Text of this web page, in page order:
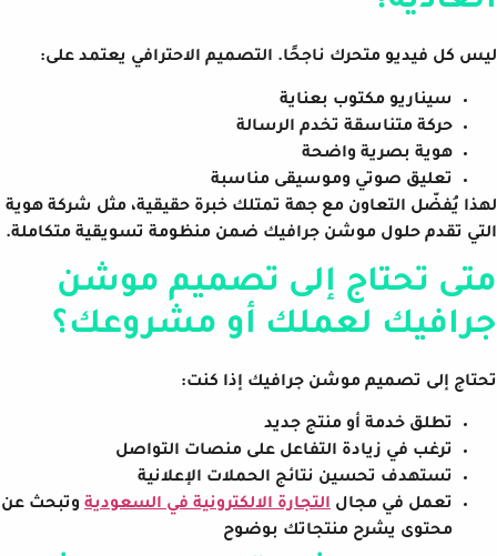
ليس كل فيديو متحرك ناجحًا. التصميم الاحترافي يعتمد على:
سيناريو مكتوب بعناية
حركة متناسقة تخدم الرسالة
هوية بصرية واضحة
تعليق صوتي وموسيقى مناسبة
لهذا يُفضّل التعاون مع جهة تمتلك خبرة حقيقية، مثل شركة هوية
التي تقدم حلول موشن جرافيك ضمن منظومة تسويقية متكاملة.
متى تحتاج إلى تصميم موشن
جرافيك لعملك أو مشروعك؟
تحتاج إلى تصميم موشن جرافيك إذا كنت:
تطلق خدمة أو منتج جديد
ترغب في زيادة التفاعل على منصات التواصل
تستهدف تحسين نتائج الحملات الإعلانية
تعمل في مجال التجارة الالكترونية في السعودية وتبحث عن
محتوى يشرح منتجاتك بوضوح